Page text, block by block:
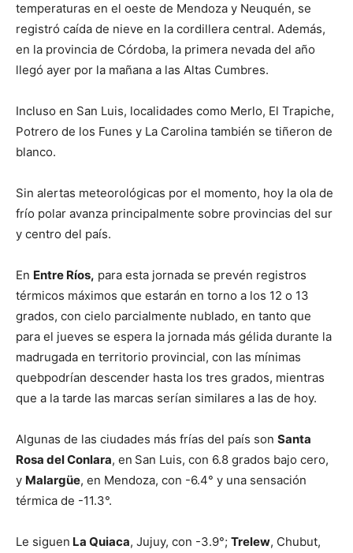
temperaturas en el oeste de Mendoza y Neuquén, se
registró caída de nieve en la cordillera central. Además,
en la provincia de Córdoba, la primera nevada del año
llegó ayer por la mañana a las Altas Cumbres.
Incluso en San Luis, localidades como Merlo, El Trapiche,
Potrero de los Funes y La Carolina también se tiñeron de
blanco.
Sin alertas meteorológicas por el momento, hoy la ola de
frío polar avanza principalmente sobre provincias del sur
y centro del país.
En Entre Ríos, para esta jornada se prevén registros
térmicos máximos que estarán en torno a los 12 o 13
grados, con cielo parcialmente nublado, en tanto que
para el jueves se espera la jornada más gélida durante la
madrugada en territorio provincial, con las mínimas
quebpodrían descender hasta los tres grados, mientras
que a la tarde las marcas serían similares a las de hoy.
Algunas de las ciudades más frías del país son Santa
Rosa del Conlara, en San Luis, con 6.8 grados bajo cero,
y Malargüe, en Mendoza, con -6.4° y una sensación
térmica de -11.3°.
Le siguen La Quiaca, Jujuy, con -3.9°; Trelew, Chubut,